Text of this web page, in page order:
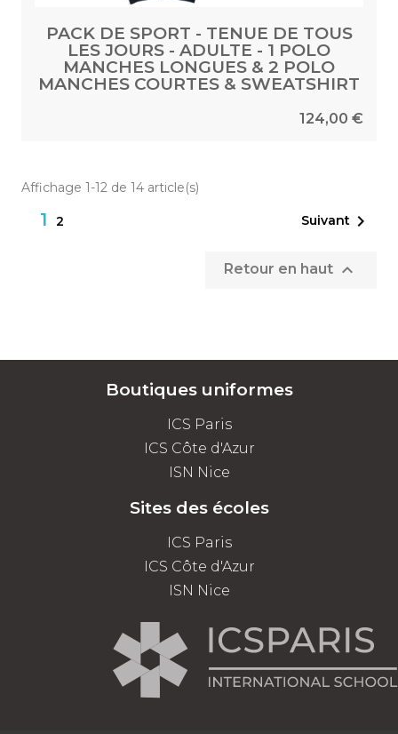
PACK DE SPORT - TENUE DE TOUS
LES JOURS - ADULTE - 1 POLO
MANCHES LONGUES & 2 POLO
MANCHES COURTES & SWEATSHIRT
124,00 €
Affichage 1-12 de 14 article(s)
1 2 Suivant 
Retour en haut 
Boutiques uniformes
ICS Paris
ICS Côte d'Azur
ISN Nice
Sites des écoles
ICS Paris
ICS Côte d'Azur
ISN Nice